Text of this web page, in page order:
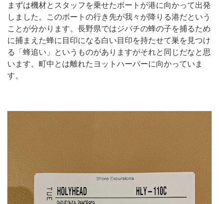
まずは機材とスタッフを乗せたボートが港に向かって出発
しました。このボートの行き先が我々が降りる港だという
ことが分かります。長野県ではジバチの蜂の子を捕るため
に捕まえた蜂に目印になる白い目印を持たせて巣を見つけ
る「蜂追い」というものがありますがそれと同じだなと思
います。町中とは離れたヨットハーバーに向かっていま
す。